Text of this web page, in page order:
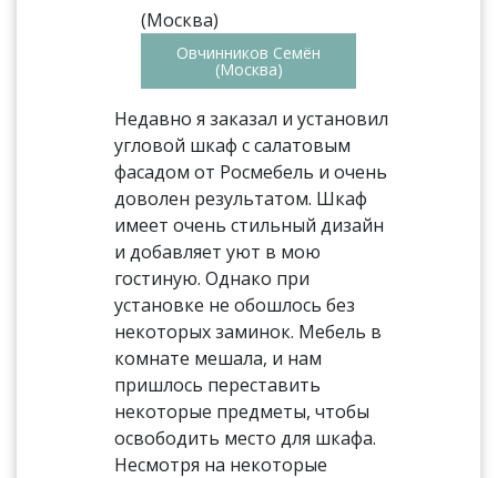
Овчинников Семён
(Москва)
Недавно я заказал и установил
угловой шкаф с салатовым
фасадом от Росмебель и очень
доволен результатом. Шкаф
имеет очень стильный дизайн
и добавляет уют в мою
гостиную. Однако при
установке не обошлось без
некоторых заминок. Мебель в
комнате мешала, и нам
пришлось переставить
некоторые предметы, чтобы
освободить место для шкафа.
Несмотря на некоторые